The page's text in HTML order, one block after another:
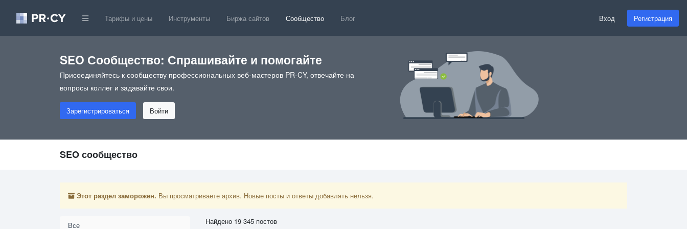
Тарифы и цены Инструменты Биржа сайтов Сообщество Блог Вход Регистрация
SEO Сообщество: Спрашивайте и помогайте
Присоединяйтесь к сообществу профессиональных веб-мастеров PR-CY, отвечайте на
вопросы коллег и задавайте свои.
Зарегистрироваться Войти
SEO сообщество
Этот раздел заморожен. Вы просматриваете архив. Новые посты и ответы добавлять нельзя.
Все Найдено 19 345 постов